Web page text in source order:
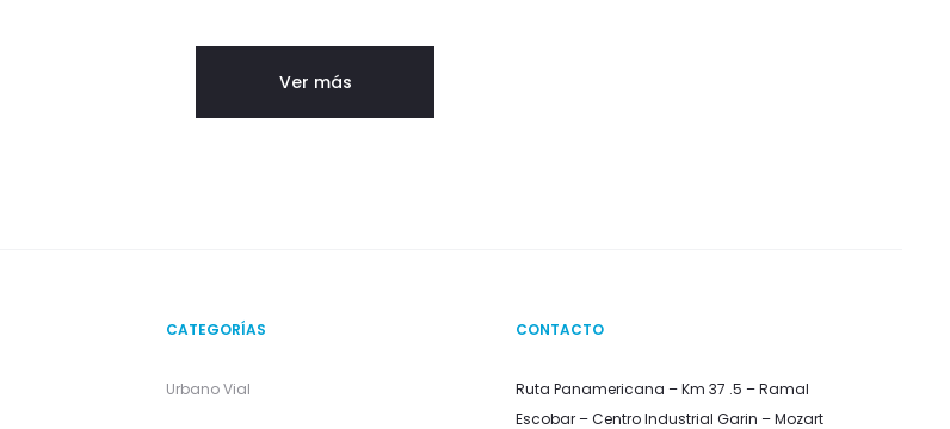
Ver más
CATEGORÍAS
Urbano Vial
CONTACTO
Ruta Panamericana – Km 37 .5 – Ramal
Escobar – Centro Industrial Garin – Mozart